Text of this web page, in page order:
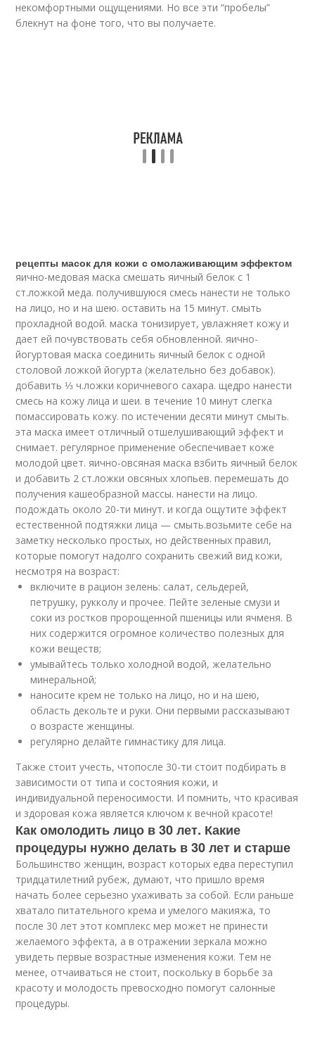
некомфортными ощущениями. Но все эти “пробелы”
блекнут на фоне того, что вы получаете.
рецепты масок для кожи с омолаживающим эффектом
яично-медовая маска смешать яичный белок с 1
ст.ложкой меда. получившуюся смесь нанести не только
на лицо, но и на шею. оставить на 15 минут. смыть
прохладной водой. маска тонизирует, увлажняет кожу и
дает ей почувствовать себя обновленной. яично-
йогуртовая маска соединить яичный белок с одной
столовой ложкой йогурта (желательно без добавок).
добавить ⅓ ч.ложки коричневого сахара. щедро нанести
смесь на кожу лица и шеи. в течение 10 минут слегка
помассировать кожу. по истечении десяти минут смыть.
эта маска имеет отличный отшелушивающий эффект и
снимает. регулярное применение обеспечивает коже
молодой цвет. яично-овсяная маска взбить яичный белок
и добавить 2 ст.ложки овсяных хлопьев. перемешать до
получения кашеобразной массы. нанести на лицо.
подождать около 20-ти минут. и когда ощутите эффект
естественной подтяжки лица — смыть.возьмите себе на
заметку несколько простых, но действенных правил,
которые помогут надолго сохранить свежий вид кожи,
несмотря на возраст:
включите в рацион зелень: салат, сельдерей,
петрушку, рукколу и прочее. Пейте зеленые смузи и
соки из ростков пророщенной пшеницы или ячменя. В
них содержится огромное количество полезных для
кожи веществ;
умывайтесь только холодной водой, желательно
минеральной;
наносите крем не только на лицо, но и на шею,
область декольте и руки. Они первыми рассказывают
о возрасте женщины.
регулярно делайте гимнастику для лица.
Также стоит учесть, чтопосле 30-ти стоит подбирать в
зависимости от типа и состояния кожи, и
индивидуальной переносимости. И помнить, что красивая
и здоровая кожа является ключом к вечной красоте!
Как омолодить лицо в 30 лет. Какие
процедуры нужно делать в 30 лет и старше
Большинство женщин, возраст которых едва переступил
тридцатилетний рубеж, думают, что пришло время
начать более серьезно ухаживать за собой. Если раньше
хватало питательного крема и умелого макияжа, то
после 30 лет этот комплекс мер может не принести
желаемого эффекта, а в отражении зеркала можно
увидеть первые возрастные изменения кожи. Тем не
менее, отчаиваться не стоит, поскольку в борьбе за
красоту и молодость превосходно помогут салонные
процедуры.